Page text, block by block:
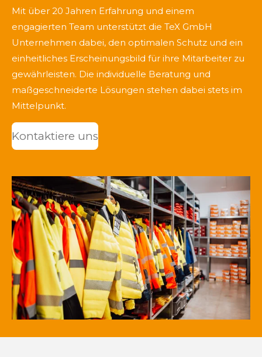
Mit über 20 Jahren Erfahrung und einem
engagierten Team unterstützt die TeX GmbH
Unternehmen dabei, den optimalen Schutz und ein
einheitliches Erscheinungsbild für ihre Mitarbeiter zu
gewährleisten. Die individuelle Beratung und
maßgeschneiderte Lösungen stehen dabei stets im
Mittelpunkt.
Kontaktiere uns